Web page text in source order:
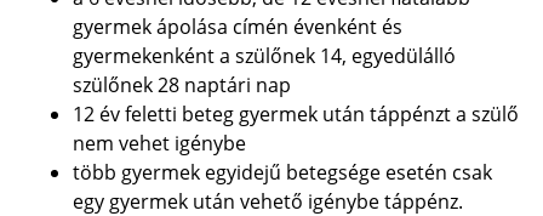
gyermek ápolása címén évenként és
gyermekenként a szülőnek 14, egyedülálló
szülőnek 28 naptári nap
12 év feletti beteg gyermek után táppénzt a szülő
nem vehet igénybe
több gyermek egyidejű betegsége esetén csak
egy gyermek után vehető igénybe táppénz.